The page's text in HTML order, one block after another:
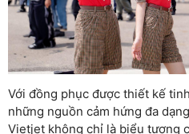
Với đồng phục được thiết kế
những nguồn cảm hứng đa
Vietjet không chỉ là biểu tượng